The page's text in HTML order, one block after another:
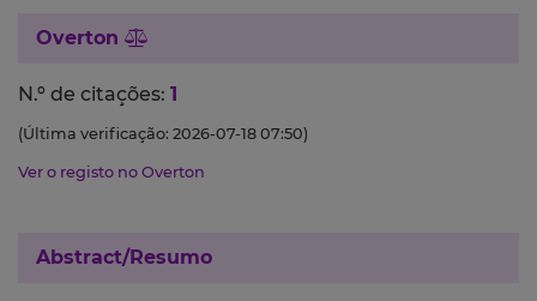
Overton
N.º de citações: 1
(Última verificação: 2026-07-18 07:50)
Ver o registo no Overton
Abstract/Resumo